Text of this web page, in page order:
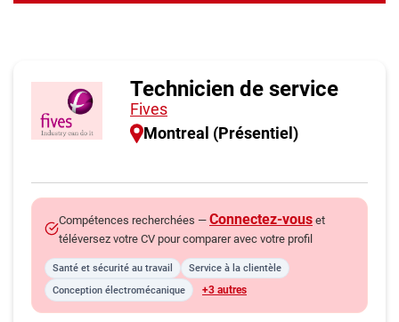
Technicien de service
Fives
Montreal (Présentiel)
Compétences recherchées — Connectez-vous et
téléversez votre CV pour comparer avec votre profil
Santé et sécurité au travail
Service à la clientèle
Conception électromécanique
+3 autres